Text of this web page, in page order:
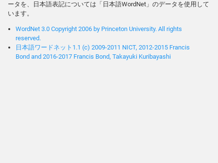
ータを、日本語表記については「日本語WordNet」のデータを使用して
います。
WordNet 3.0 Copyright 2006 by Princeton University. All rights
reserved.
日本語ワードネット1.1 (c) 2009-2011 NICT, 2012-2015 Francis
Bond and 2016-2017 Francis Bond, Takayuki Kuribayashi